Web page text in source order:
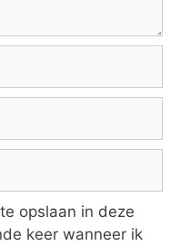
opslaan in deze
keer wanneer ik